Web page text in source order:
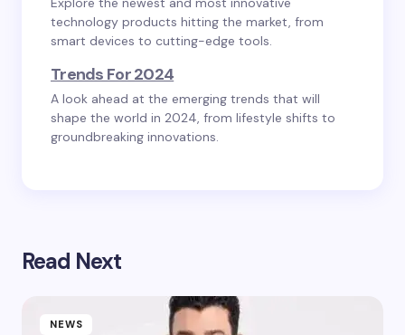
technology products hitting the market, from
smart devices to cutting-edge tools.
Trends For 2024
A look ahead at the emerging trends that will
shape the world in 2024, from lifestyle shifts to
groundbreaking innovations.
Read Next
NEWS